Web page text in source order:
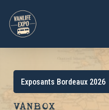
Exposants Bordeaux 2026
VANBOX